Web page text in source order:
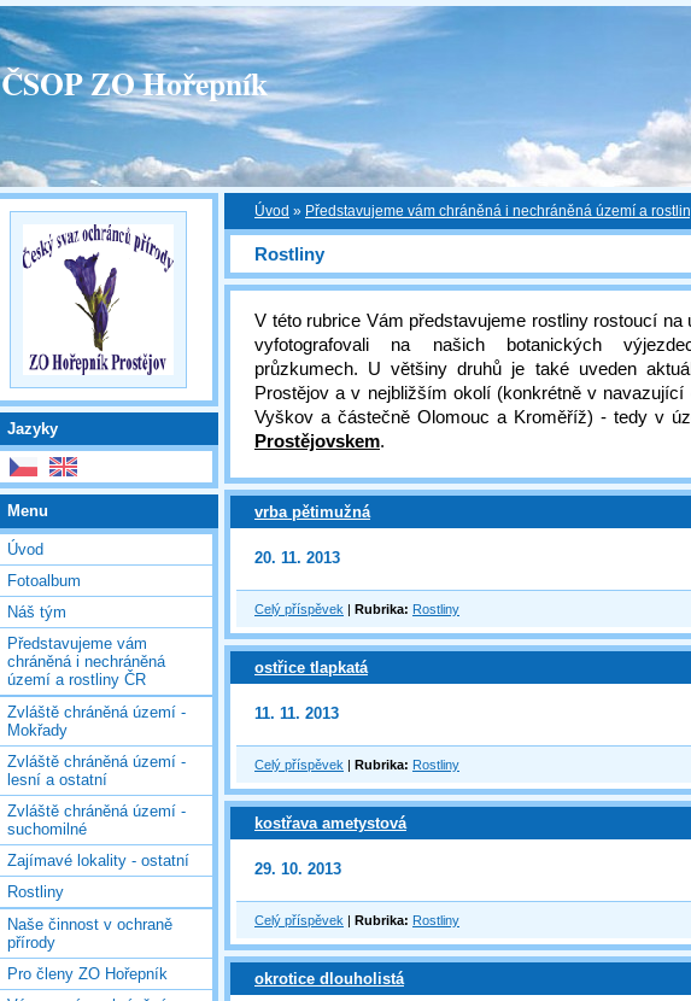
ČSOP ZO Hořepník
Úvod » Představujeme vám chráněná i nechráněná území a
Rostliny
V této rubrice Vám představujeme rostliny rostoucí
vyfotografovali na našich botanických
průzkumech. U většiny druhů je také uveden
Prostějov a v nejbližším okolí (konkrétně v navazující
Vyškov a částečně Olomouc a Kroměříž) - tedy v
Prostějovskem.
vrba pětimužná
20. 11. 2013
Celý příspěvek | Rubrika: Rostliny
ostřice tlapkatá
11. 11. 2013
Celý příspěvek | Rubrika: Rostliny
kostřava ametystová
29. 10. 2013
Celý příspěvek | Rubrika: Rostliny
okrotice dlouholistá
Jazyky
Menu
Úvod
Fotoalbum
Náš tým
Představujeme vám
chráněná i nechráněná
území a rostliny ČR
Zvláště chráněná území -
Mokřady
Zvláště chráněná území -
lesní a ostatní
Zvláště chráněná území -
suchomilné
Zajímavé lokality - ostatní
Rostliny
Naše činnost v ochraně
přírody
Pro členy ZO Hořepník